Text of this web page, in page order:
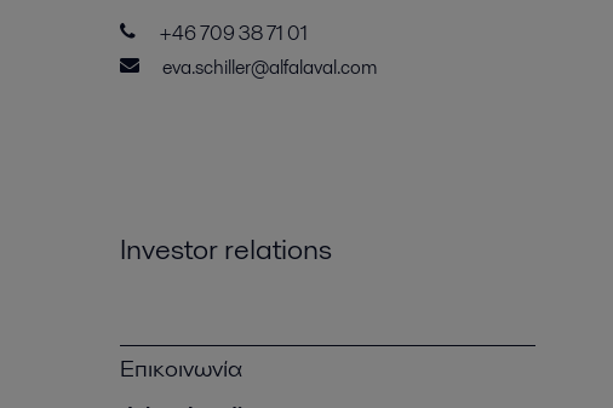
+46 709 38 71 01
eva.schiller@alfalaval.com
Investor relations
Επικοινωνία